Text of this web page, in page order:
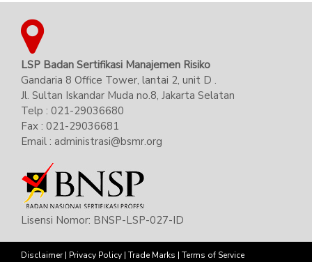
LSP Badan Sertifikasi Manajemen Risiko
Gandaria 8 Office Tower, lantai 2, unit D .
Jl. Sultan Iskandar Muda no.8, Jakarta Selatan
Telp : 021-29036680
Fax : 021-29036681
Email : administrasi@bsmr.org
Lisensi Nomor: BNSP-LSP-027-ID
Disclaimer| Privacy Policy | Trade Marks | Terms of Service